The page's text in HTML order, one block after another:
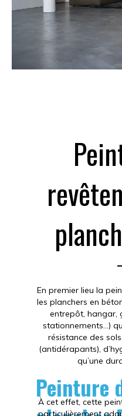
Peinture
En premier lieu la
les planchers en
entrepôt, hangar,
stationnements…)
résistance des
(antidérapants),
qu’une
À cet effet, cette
particulièrement